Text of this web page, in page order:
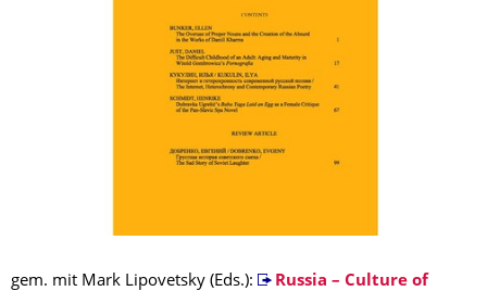
gem. mit Mark Lipovetsky (Eds.):
Russia – Culture of